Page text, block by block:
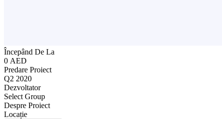
Începând De La
0 AED
Predare Proiect
Q2 2020
Dezvoltator
Select Group
Despre Proiect
Locație